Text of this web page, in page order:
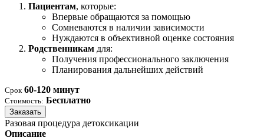
Пациентам, которые:
Впервые обращаются за помощью
Сомневаются в наличии зависимости
Нуждаются в объективной оценке состояния
Родственникам для:
Получения профессионального заключения
Планирования дальнейших действий
Срок 60-120 минут
Стоимость: Бесплатно
Заказать
Разовая процедура детоксикации
Описание